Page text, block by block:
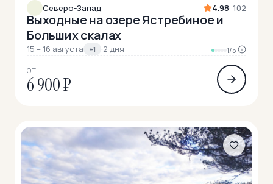
Северо-Запад 4.98· 102
Выходные на озере Ястребиное и
Больших скалах
15 – 16 августа +1 ·2 дня 1/5
ОТ
6 900 ₽